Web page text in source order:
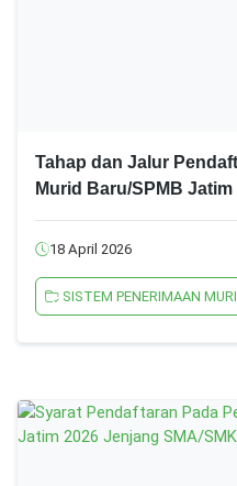
Tahap dan Jalur
Murid Baru/SPMB
18 April 2026
SISTEM PENERIMAAN